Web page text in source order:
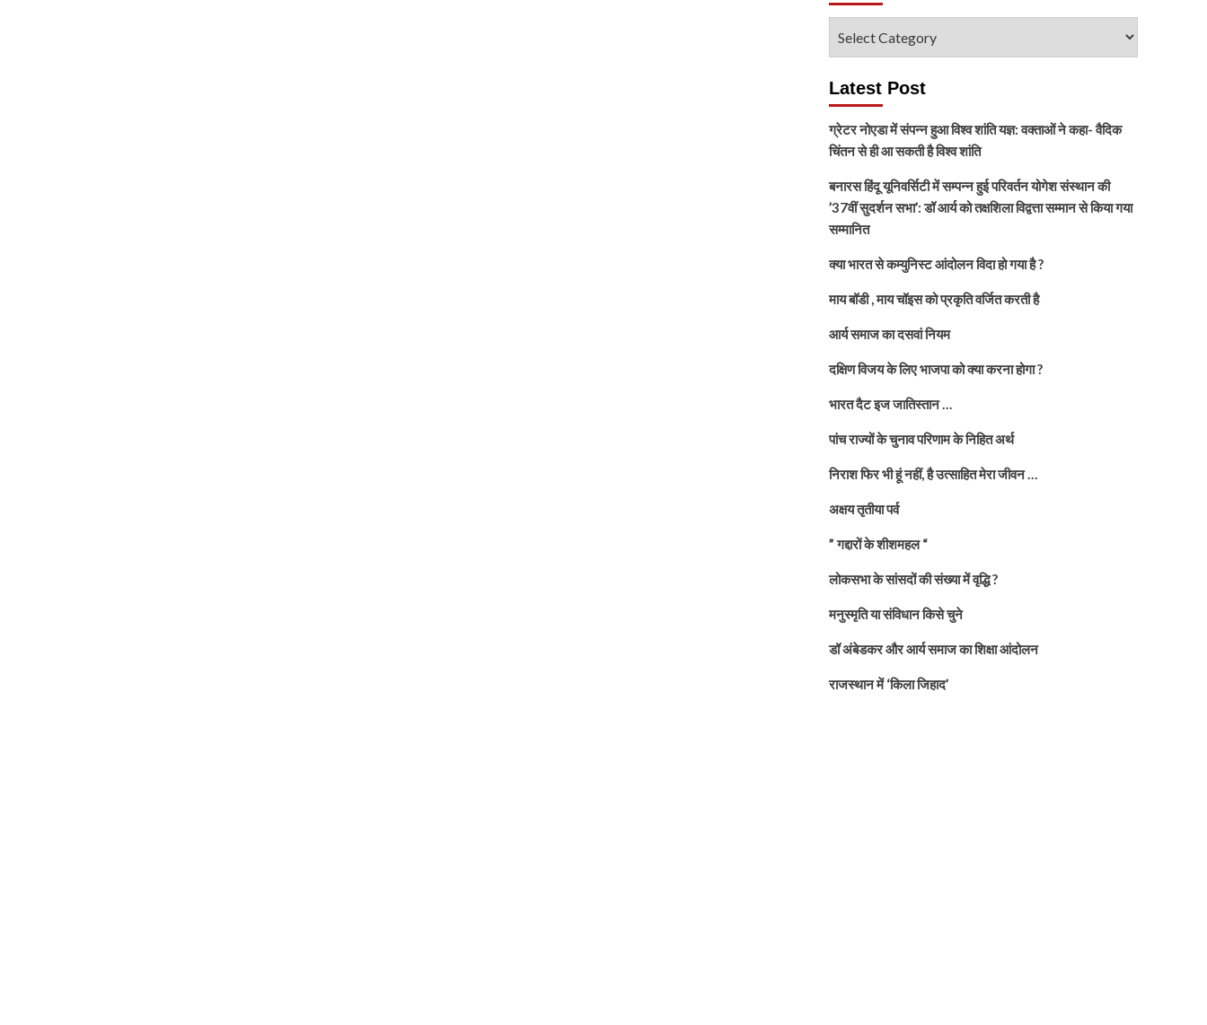
Latest Post
ग्रेटर नोएडा में संपन्न हुआ विश्व शांति यज्ञ: वक्ताओं ने कहा- वैदिक
चिंतन से ही आ सकती है विश्व शांति
बनारस हिंदू यूनिवर्सिटी में सम्पन्न हुई परिवर्तन योगेश संस्थान की
’37वीं सुदर्शन सभा’: डॉ आर्य को तक्षशिला विद्वत्ता सम्मान से किया गया
सम्मानित
क्या भारत से कम्युनिस्ट आंदोलन विदा हो गया है ?
माय बॉडी , माय चॉइस को प्रकृति वर्जित करती है
आर्य समाज का दसवां नियम
दक्षिण विजय के लिए भाजपा को क्या करना होगा ?
भारत दैट इज जातिस्तान …
पांच राज्यों के चुनाव परिणाम के निहित अर्थ
निराश फिर भी हूं नहीं, है उत्साहित मेरा जीवन …
अक्षय तृतीया पर्व
” गद्दारों के शीशमहल “
लोकसभा के सांसदों की संख्या में वृद्धि ?
मनुस्मृति या संविधान किसे चुने
डॉ अंबेडकर और आर्य समाज का शिक्षा आंदोलन
राजस्थान में ‘किला जिहाद’